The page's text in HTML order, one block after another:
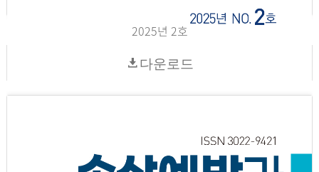
2025년 2호
다운로드